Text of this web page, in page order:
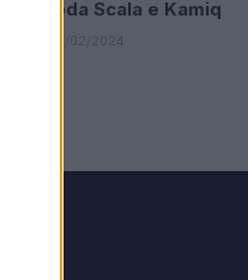
Skoda Scala e Kamiq
12/02/2024